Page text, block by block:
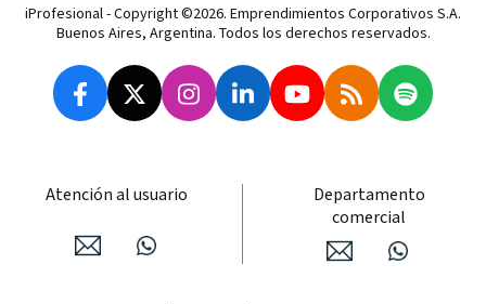
iProfesional - Copyright ©2026. Emprendimientos Corporativos S.A.
Buenos Aires, Argentina. Todos los derechos reservados.
Atención al usuario
Departamento
comercial